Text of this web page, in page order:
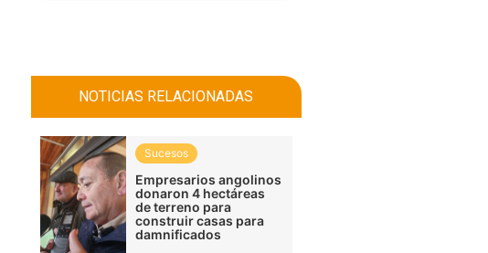
NOTICIAS RELACIONADAS
Sucesos
Empresarios angolinos
donaron 4 hectáreas
de terreno para
construir casas para
damnificados